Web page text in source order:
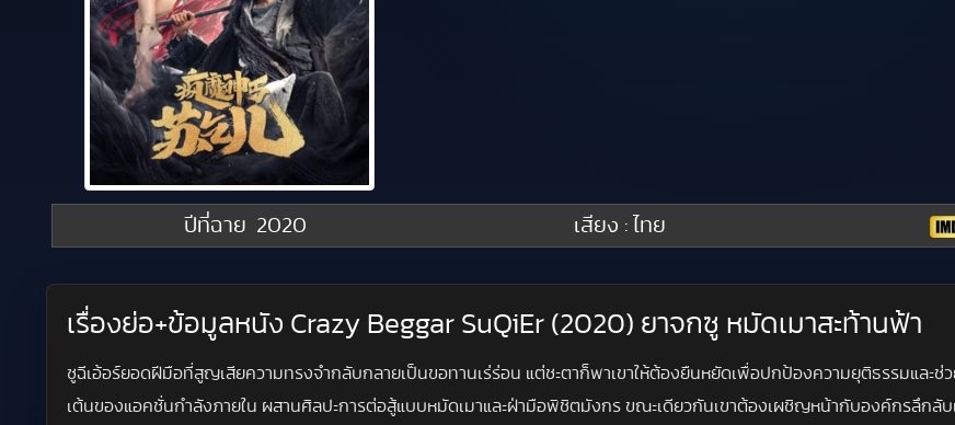
ปีที่ฉาย 2020 เสียง : ไทย
เรื่องย่อ+ข้อมูลหนัง Crazy Beggar SuQiEr (2020) ยาจกซู หมัดเมาสะท้านฟ้า
ซูฉีเอ้อร์ยอดฝีมือที่สูญเสียความทรงจำกลับกลายเป็นขอทานเร่ร่อน แต่ชะตาก็พาเขาให้ต้องยืนหยัดเพื่อปกป้องความยุติธรรมและ
เต้นของแอคชั่นกำลังภายใน ผสานศิลปะการต่อสู้แบบหมัดเมาและฝ่ามือพิชิตมังกร ขณะเดียวกันเขาต้องเผชิญหน้ากับองค์กรลึกลับ